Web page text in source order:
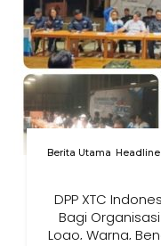
Berita Utama Headline
DPP XTC
Bagi
Logo, Warna,